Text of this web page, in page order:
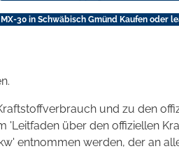
30 in Schwäbisch Gmünd Kaufen oder
und zu den
über den offiziellen
entnommen werden, der an